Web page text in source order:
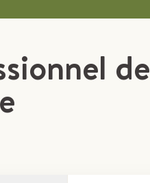
de